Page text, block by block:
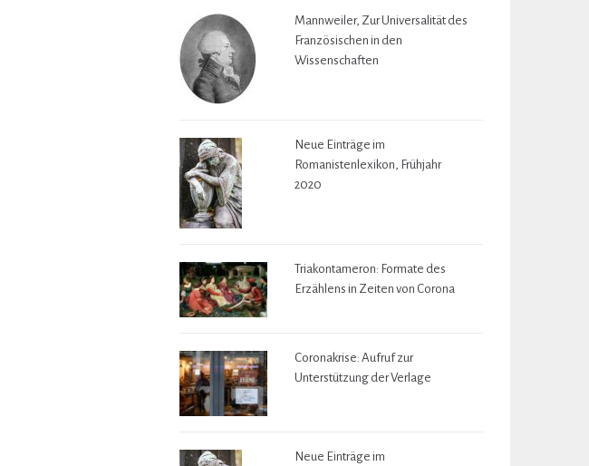
Mannweiler, Zur Universalität des
Französischen in den
Wissenschaften
Neue Einträge im
Romanistenlexikon, Frühjahr
2020
Triakontameron: Formate des
Erzählens in Zeiten von Corona
Coronakrise: Aufruf zur
Unterstützung der Verlage
Neue Einträge im